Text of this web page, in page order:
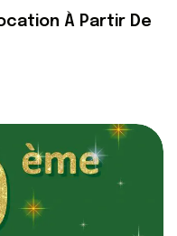
À Partir De